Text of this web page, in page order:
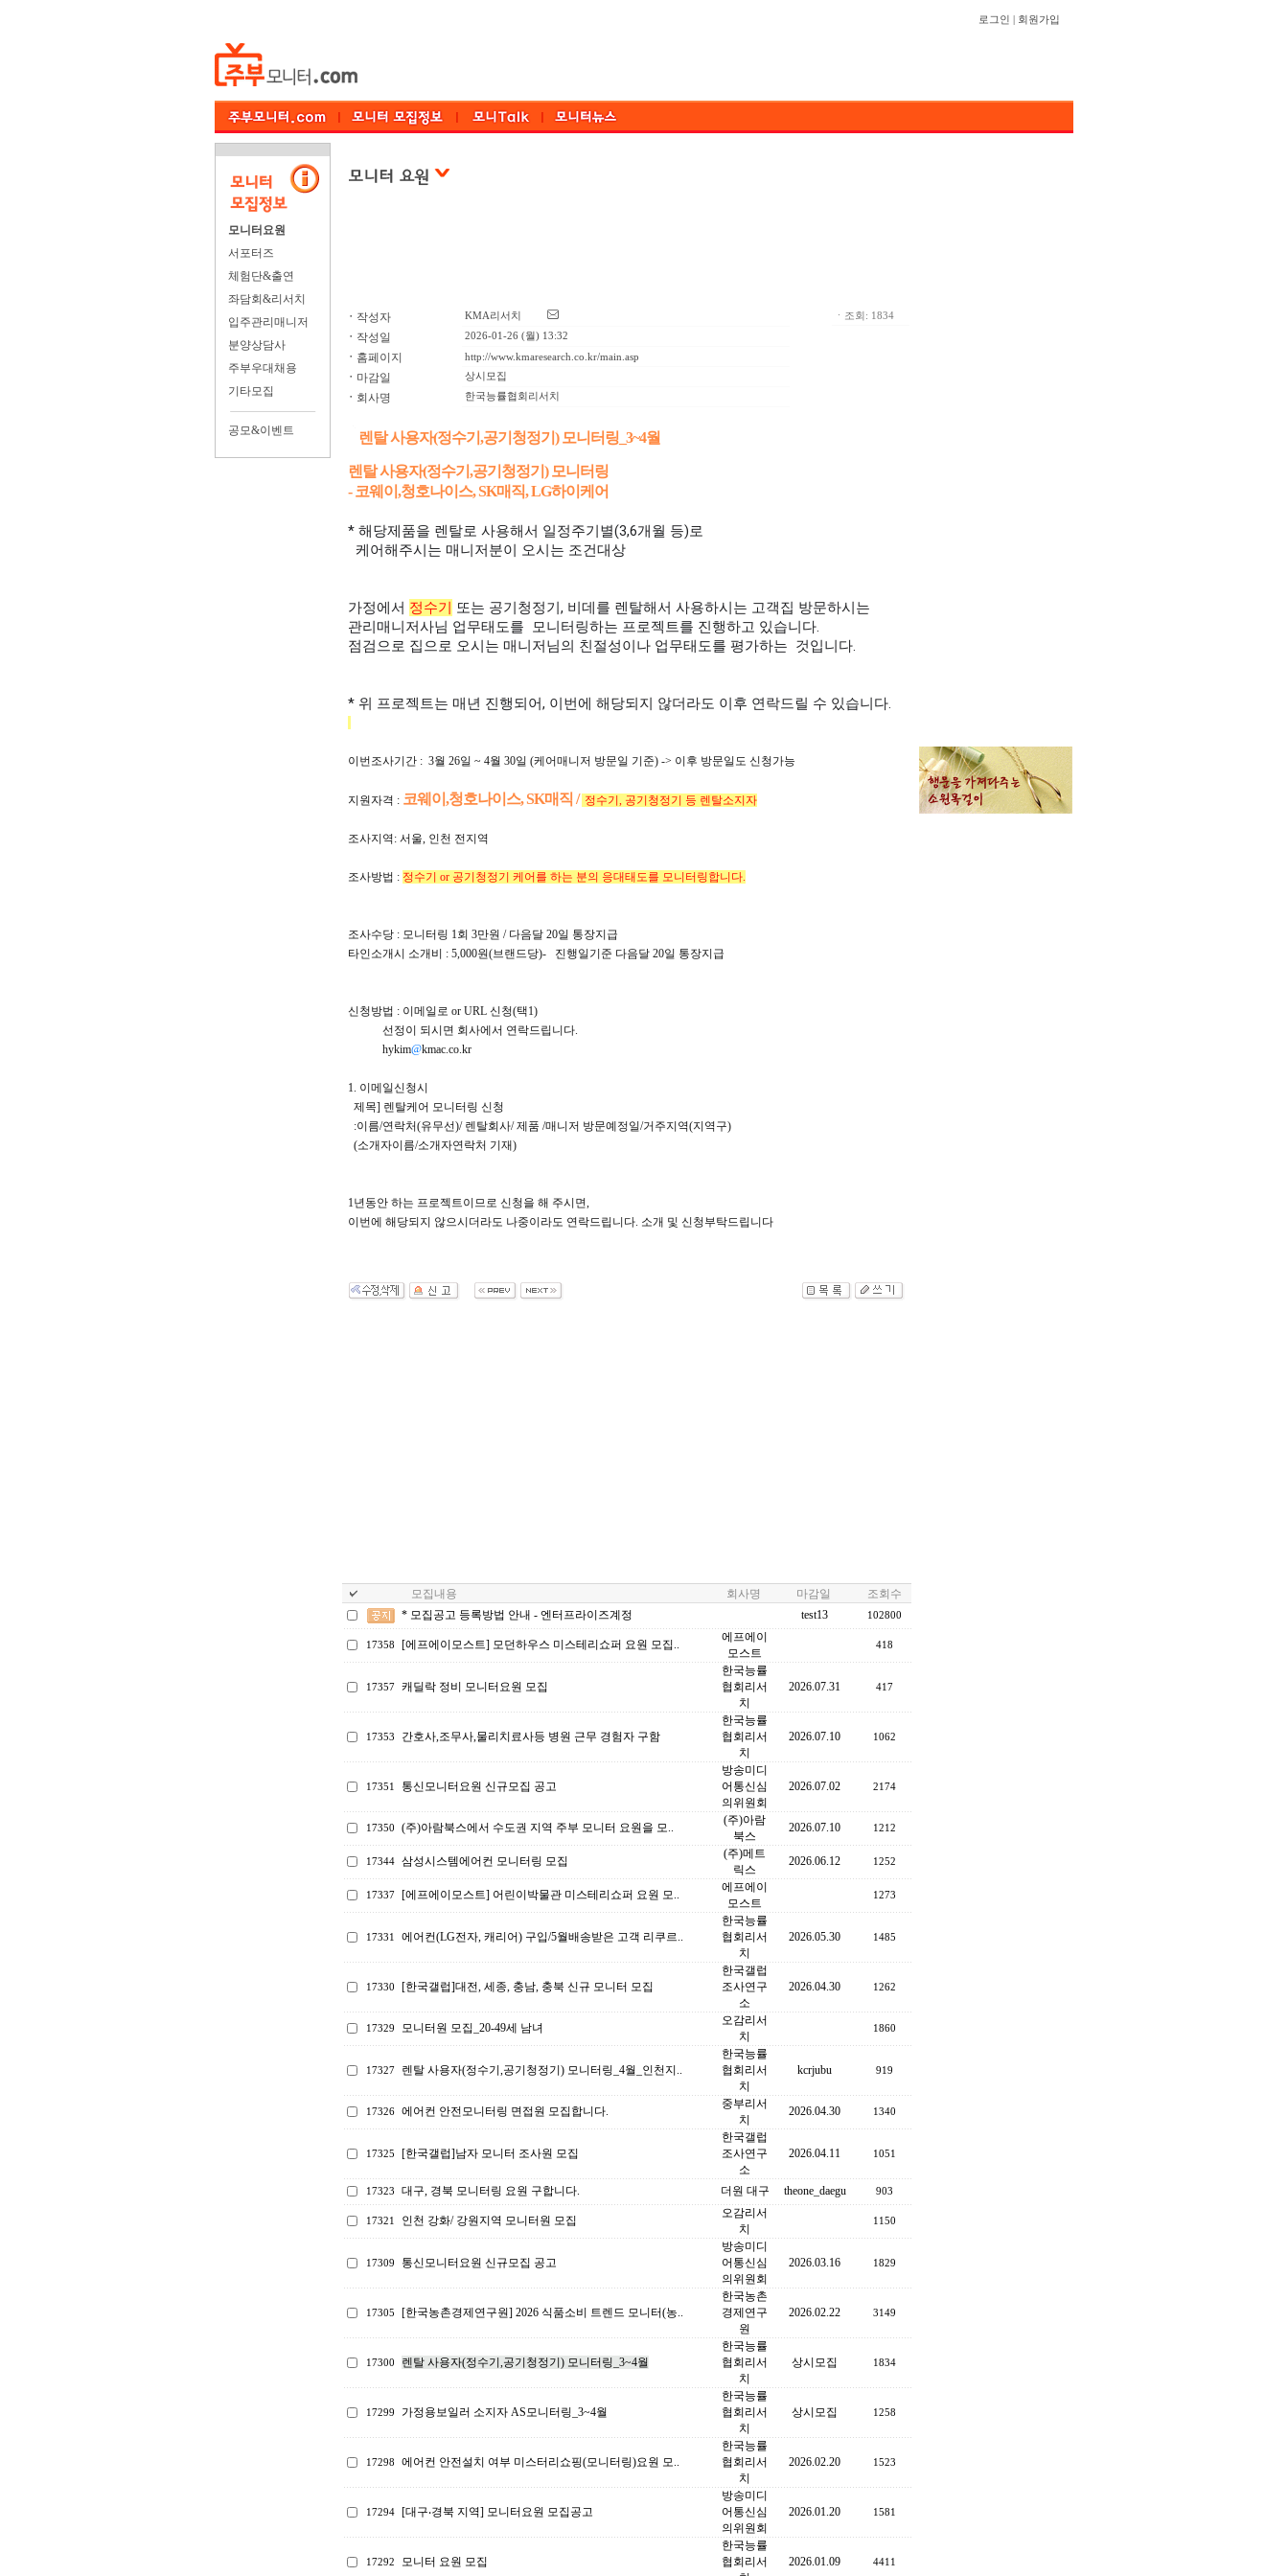
로그인 회원가입
모니터요원
서포터즈
체험단&출연
좌담회&리서치
입주관리매니저
분양상담사
주부우대채용
기타모집
공모&이벤트
ㆍ 작성자 KMA리서치
ㆍ 작성일 2026-01-26 (월) 13:32
ㆍ 홈페이지 http://www.kmaresearch.co.kr/main.asp
ㆍ 마감일 상시모집
ㆍ 회사명 한국능률협회리서치
ㆍ조회: 1834
렌탈 사용자(정수기,공기청정기) 모니터링_3~4월
렌탈 사용자(정수기,공기청정기) 모니터링
- 코웨이,청호나이스, SK매직, LG하이케어
* 해당제품을 렌탈로 사용해서 일정주기별(3,6개월 등)로
케어해주시는 매니저분이 오시는 조건대상
가정에서 정수기 또는 공기청정기, 비데를 렌탈해서 사용하시는 고객집 방문하시는
관리매니저사님 업무태도를 모니터링하는 프로젝트를 진행하고 있습니다.
점검으로 집으로 오시는 매니저님의 친절성이나 업무태도를 평가하는 것입니다.
* 위 프로젝트는 매년 진행되어, 이번에 해당되지 않더라도 이후 연락드릴 수 있습니다.
이번조사기간 : 3월 26일 ~ 4월 30일 (케어매니저 방문일 기준) -> 이후 방문일도 신청가능
지원자격 : 코웨이,청호나이스, SK매직 / 정수기, 공기청정기 등 렌탈소지자
조사지역: 서울, 인천 전지역
조사방법 : 정수기 or 공기청정기 케어를 하는 분의 응대태도를 모니터링합니다.
조사수당 : 모니터링 1회 3만원 / 다음달 20일 통장지급
타인소개시 소개비 : 5,000원(브랜드당)- 진행일기준 다음달 20일 통장지급
신청방법 : 이메일로 or URL 신청(택1)
선정이 되시면 회사에서 연락드립니다.
hykim@kmac.co.kr
1. 이메일신청시
제목] 렌탈케어 모니터링 신청
:이름/연락처(유무선)/ 렌탈회사/ 제품 /매니저 방문예정일/거주지역(지역구)
(소개자이름/소개자연락처 기재)
1년동안 하는 프로젝트이므로 신청을 해 주시면,
이번에 해당되지 않으시더라도 나중이라도 연락드립니다. 소개 및 신청부탁드립니다
모집내용 회사명 마감일
조회수
* 모집공고 등록방법 안내 - 엔터프라이즈계정
test13 102800
17358 [에프에이모스트] 모던하우스 미스테리쇼퍼 요원 모집..
에프에이
모스트
418
17357 캐딜락 정비 모니터요원 모집
한국능률
협회리서
치
2026.07.31 417
17353 간호사,조무사,물리치료사등 병원 근무 경험자 구함
한국능률
협회리서
치
2026.07.10 1062
17351 통신모니터요원 신규모집 공고
방송미디
어통신심
의위원회
2026.07.02 2174
17350 (주)아람북스에서 수도권 지역 주부 모니터 요원을 모..
(주)아람
북스
2026.07.10 1212
17344 삼성시스템에어컨 모니터링 모집
(주)메트
릭스
2026.06.12 1252
17337 [에프에이모스트] 어린이박물관 미스테리쇼퍼 요원 모..
에프에이
모스트
1273
17331 에어컨(LG전자, 캐리어) 구입/5월배송받은 고객 리쿠르..
한국능률
협회리서
치
2026.05.30 1485
17330 [한국갤럽]대전, 세종, 충남, 충북 신규 모니터 모집
한국갤럽
조사연구
소
2026.04.30 1262
17329 모니터원 모집_20-49세 남녀
오감리서
치
1860
17327 렌탈 사용자(정수기,공기청정기) 모니터링_4월_인천지..
한국능률
협회리서
치
kcrjubu 919
17326 에어컨 안전모니터링 면접원 모집합니다.
중부리서
치
2026.04.30 1340
17325 [한국갤럽]남자 모니터 조사원 모집
한국갤럽
조사연구
소
2026.04.11 1051
17323 대구, 경북 모니터링 요원 구합니다. 더원 대구 theone_daegu 903
17321 인천 강화/ 강원지역 모니터원 모집
오감리서
치
1150
17309 통신모니터요원 신규모집 공고
방송미디
어통신심
의위원회
2026.03.16 1829
17305 [한국농촌경제연구원] 2026 식품소비 트렌드 모니터(농..
한국농촌
경제연구
원
2026.02.22 3149
17300 렌탈 사용자(정수기,공기청정기) 모니터링_3~4월
한국능률
협회리서
치
상시모집 1834
17299 가정용보일러 소지자 AS모니터링_3~4월
한국능률
협회리서
치
상시모집 1258
17298 에어컨 안전설치 여부 미스터리쇼핑(모니터링)요원 모..
한국능률
협회리서
치
2026.02.20 1523
17294 [대구‧경북 지역] 모니터요원 모집공고
방송미디
어통신심
의위원회
2026.01.20 1581
17292 모니터 요원 모집
한국능률
협회리서
2026.01.09 4411